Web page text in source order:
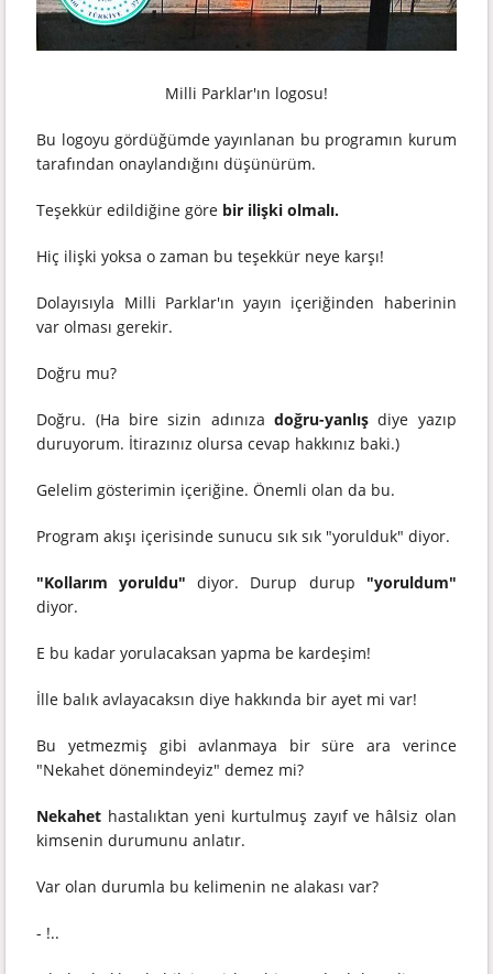
Milli Parklar'ın logosu!
Bu logoyu gördüğümde yayınlanan bu programın kurum
tarafından onaylandığını düşünürüm.
Teşekkür edildiğine göre bir ilişki olmalı.
Hiç ilişki yoksa o zaman bu teşekkür neye karşı!
Dolayısıyla Milli Parklar'ın yayın içeriğinden haberinin
var olması gerekir.
Doğru mu?
Doğru. (Ha bire sizin adınıza doğru-yanlışdiye yazıp
duruyorum. İtirazınız olursa cevap hakkınız baki.)
Gelelim gösterimin içeriğine. Önemli olan da bu.
Program akışı içerisinde sunucu sık sık "yorulduk" diyor.
"Kollarım yoruldu" diyor. Durup durup "yoruldum"
diyor.
E bu kadar yorulacaksan yapma be kardeşim!
İlle balık avlayacaksın diye hakkında bir ayet mi var!
Bu yetmezmiş gibi avlanmaya bir süre ara verince
"Nekahet dönemindeyiz" demez mi?
Nekahet hastalıktan yeni kurtulmuş zayıf ve hâlsiz olan
kimsenin durumunu anlatır.
Var olan durumla bu kelimenin ne alakası var?
- !..